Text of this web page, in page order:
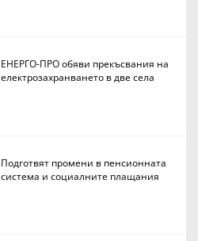
ЕНЕРГО-ПРО обяви прекъсвания на
електрозахранването в две села
Подготвят промени в пенсионната
система и социалните плащания